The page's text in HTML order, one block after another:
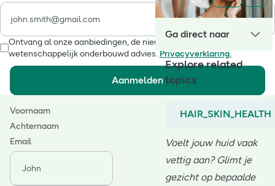
Ga direct naar
Explore related
topics
HAIR_SKIN_HEALTH
Voelt jouw huid vaak
vettig aan? Glimt je
gezicht op bepaalde
Ontvang al onze aanbiedingen, de nieuwste gezondheidstips en
wetenschappelijk onderbouwd advies. Privacyverklaring.
Aanmelden
Voornaam
Achternaam
Email